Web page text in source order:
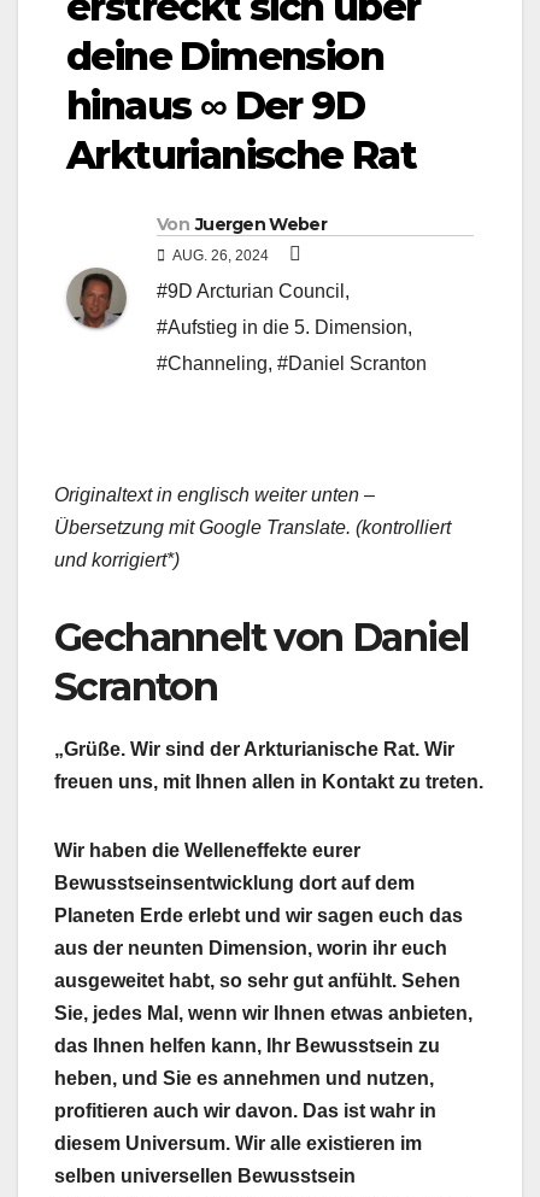
deine Dimension
hinaus ∞ Der 9D
Arkturianische Rat
Von Juergen Weber
AUG. 26, 2024
#9D Arcturian Council ,
#Aufstieg in die 5. Dimension,
#Channeling, #Daniel Scranton
Originaltext in englisch weiter unten –
Übersetzung mit Google Translate. (kontrolliert
und korrigiert*)
Gechannelt von Daniel
Scranton
„Grüße. Wir sind der Arkturianische Rat. Wir
freuen uns, mit Ihnen allen in Kontakt zu treten.
Wir haben die Welleneffekte eurer
Bewusstseinsentwicklung dort auf dem
Planeten Erde erlebt und wir sagen euch das
aus der neunten Dimension, worin ihr euch
ausgeweitet habt, so sehr gut anfühlt. Sehen
Sie, jedes Mal, wenn wir Ihnen etwas anbieten,
das Ihnen helfen kann, Ihr Bewusstsein zu
heben, und Sie es annehmen und nutzen,
profitieren auch wir davon. Das ist wahr in
diesem Universum. Wir alle existieren im
selben universellen Bewusstsein